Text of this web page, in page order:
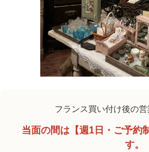
フランス買い付け後の営
当面の間は【週1日・ご予約
す。